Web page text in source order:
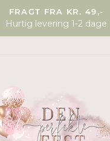
FRAGT FRA KR. 49,-
Hurtig levering 1-2 dage